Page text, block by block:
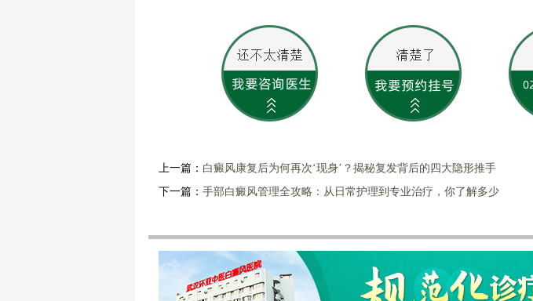
上一篇： 白癜风康复后为何再次‘现身’？揭秘复发背后的四大隐形推手
下一篇： 手部白癜风管理全攻略：从日常护理到专业治疗，你了解多少